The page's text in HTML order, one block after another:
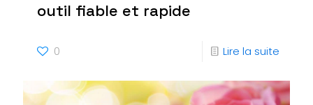
outil fiable et rapide
0 Lire la suite